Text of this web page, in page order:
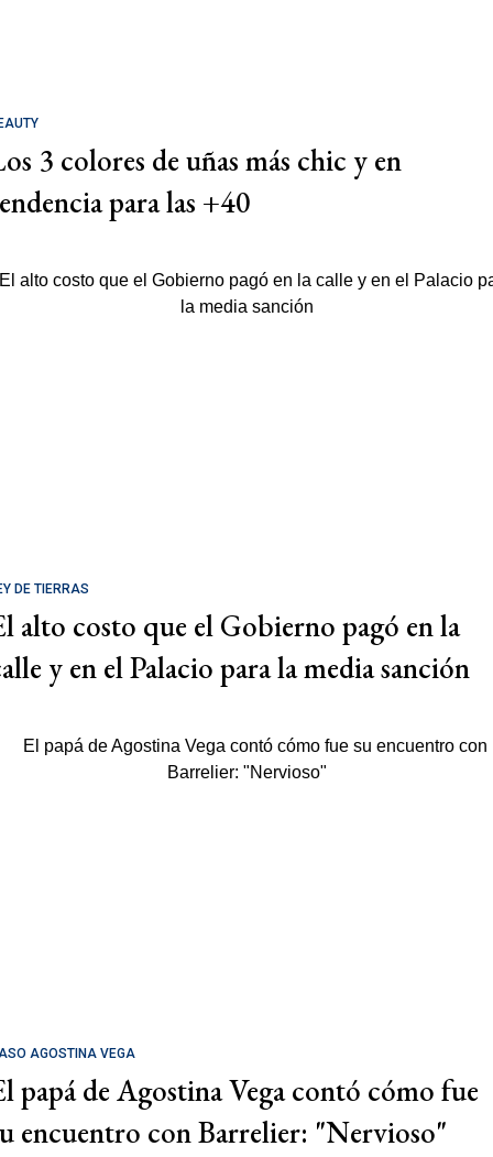
3 colores de uñas más chic y en
para las +40
DE TIERRAS
alto costo que el Gobierno pagó en la
y en el Palacio para la media sanción
AGOSTINA VEGA
papá de Agostina Vega contó cómo fue
encuentro con Barrelier: "Nervioso"